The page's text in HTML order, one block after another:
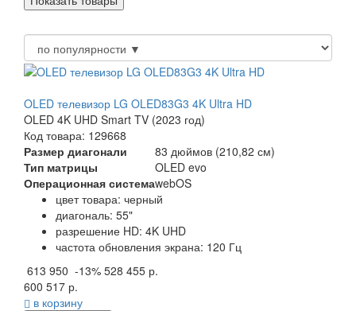
OLED телевизор LG OLED83G3 4K Ultra HD
OLED 4K UHD Smart TV (2023 год)
Код товара: 129668
Размер диагонали
83 дюймов (210,82 см)
Тип матрицы
OLED evo
Операционная системаwebOS
цвет товара: черный
диагональ: 55"
разрешение HD: 4K UHD
частота обновления экрана: 120 Гц
613 950 -13% 528 455 р.
600 517 р.
в корзину